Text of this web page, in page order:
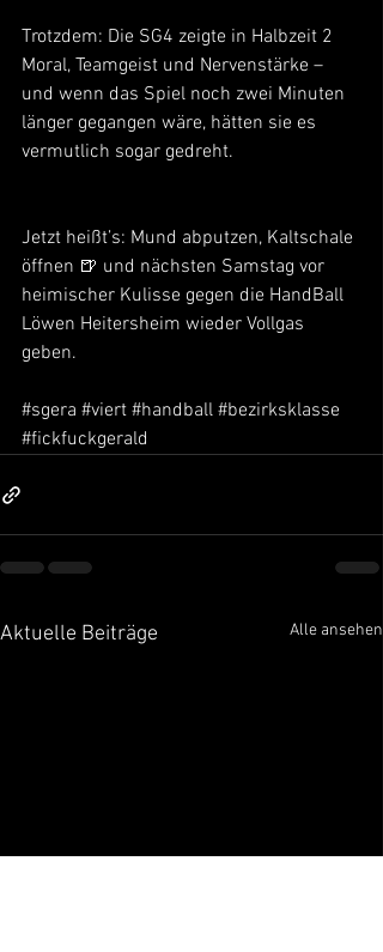
Trotzdem: Die SG4 zeigte in Halbzeit 2
Moral, Teamgeist und Nervenstärke –
und wenn das Spiel noch zwei Minuten
länger gegangen wäre, hätten sie es
vermutlich sogar gedreht.
Jetzt heißt’s: Mund abputzen, Kaltschale
öffnen 🍺 und nächsten Samstag vor
heimischer Kulisse gegen die HandBall
Löwen Heitersheim wieder Vollgas
geben.
#sgera #viert #handball #bezirksklasse
#fickfuckgerald
Aktuelle Beiträge Alle ansehen